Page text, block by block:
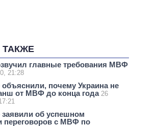
ТАКЖЕ
главные требования МВФ
21:28
почему Украина не
от МВФ до конца года 26
об успешном
переговоров с МВФ по